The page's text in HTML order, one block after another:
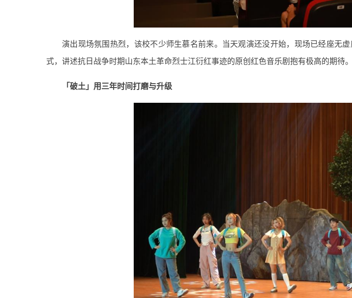
演出现场氛围热烈，该校不少师生慕名前来。当天观演还没开始，现场已经座无
式，讲述抗日战争时期山东本土革命烈士江衍红事迹的原创红色音乐剧抱有极高的期待。
「破土」用三年时间打磨与升级